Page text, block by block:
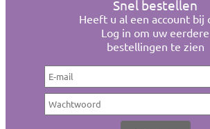
Snel bestellen
Heeft u al een account bij
Log in om uw eerdere
bestellingen te zien